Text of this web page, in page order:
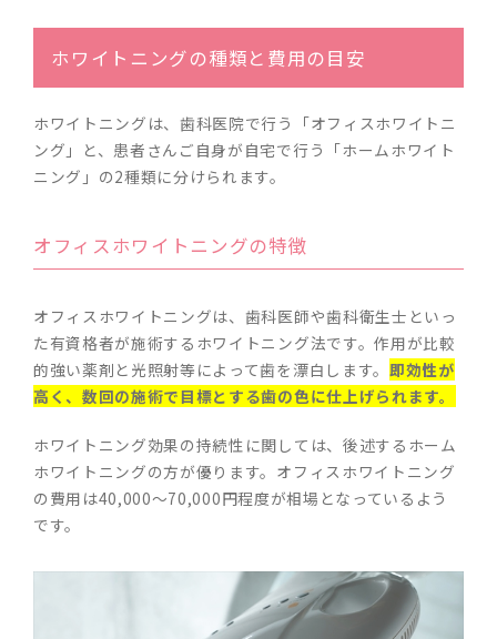
ホワイトニングの種類と費用の目安
ホワイトニングは、歯科医院で行う「オフィスホワイトニ
ング」と、患者さんご自身が自宅で行う「ホームホワイト
ニング」の2種類に分けられます。
オフィスホワイトニングの特徴
オフィスホワイトニングは、歯科医師や歯科衛生士といっ
た有資格者が施術するホワイトニング法です。作用が比較
的強い薬剤と光照射等によって歯を漂白します。 即効性が
高く、数回の施術で目標とする歯の色に仕上げられます。
ホワイトニング効果の持続性に関しては、後述するホーム
ホワイトニングの方が優ります。オフィスホワイトニング
の費用は40,000～70,000円程度が相場となっているよう
です。